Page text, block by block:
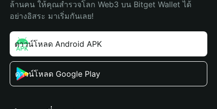
ล้านคน ให้คุณสำรวจโลก Web3 บน Bitget Wallet ได้
อย่างอิสระ มาเริ่มกันเลย!
ดาวน์โหลด Android APK
ดาวน์โหลด Google Play